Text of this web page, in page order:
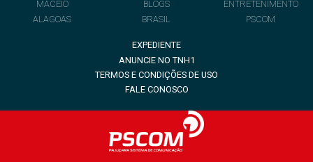
MACEIÓ
ALAGOAS
BLOGS
BRASIL
ENTRETENIMENTO
PSCOM
EXPEDIENTE
ANUNCIE NO TNH1
TERMOS E CONDIÇÕES DE USO
FALE CONOSCO